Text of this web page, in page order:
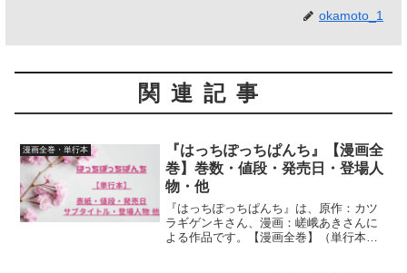
okamoto_1
関連記事
漫画全巻・単行本
『はっちぽっちぱんち』【漫画全
巻】巻数・値段・発売日・登場人
物・他
『はっちぽっちぱんち』は、原作：カツ
ラギゲンキさん、漫画：嵯峨あきさんに
よる作品です。【漫画全巻】（単行本）